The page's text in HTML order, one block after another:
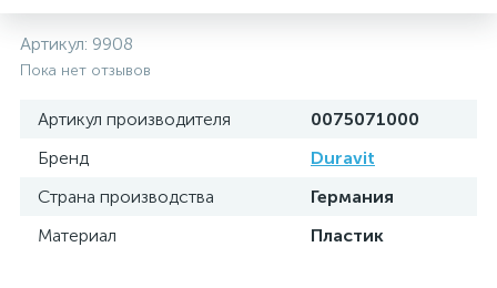
Артикул: 9908
Пока нет отзывов
Артикул производителя
0075071000
Бренд
Duravit
Страна производства
Германия
Материал
Пластик